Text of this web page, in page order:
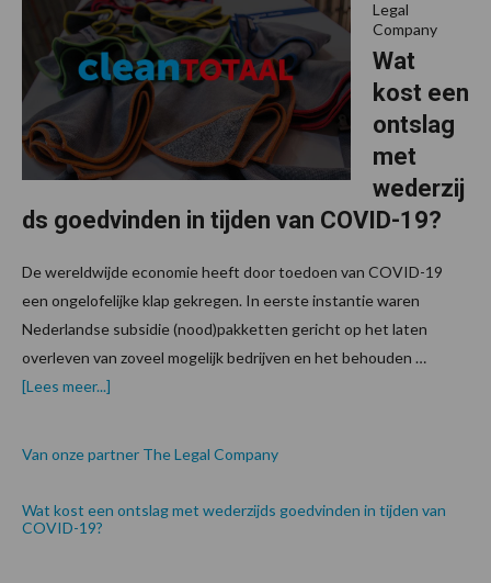
Legal
Company
Wat
kost een
ontslag
met
wederzij
ds goedvinden in tijden van COVID-19?
De wereldwijde economie heeft door toedoen van COVID-19
een ongelofelijke klap gekregen. In eerste instantie waren
Nederlandse subsidie (nood)pakketten gericht op het laten
overleven van zoveel mogelijk bedrijven en het behouden …
[Lees meer...]
Van onze partner The Legal Company
Wat kost een ontslag met wederzijds goedvinden in tijden van
COVID-19?